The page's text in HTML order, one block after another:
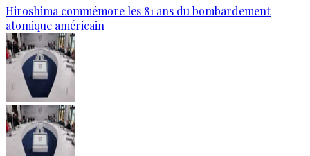
Hiroshima commémore les 81 ans du bombardement
atomique américain